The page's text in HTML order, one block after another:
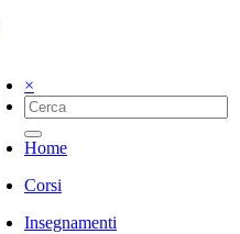
×
Home
Corsi
Insegnamenti